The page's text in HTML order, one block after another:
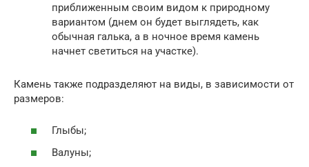
приближенным своим видом к природному
вариантом (днем он будет выглядеть, как
обычная галька, а в ночное время камень
начнет светиться на участке).
Камень также подразделяют на виды, в зависимости от
размеров:
Глыбы;
Валуны;